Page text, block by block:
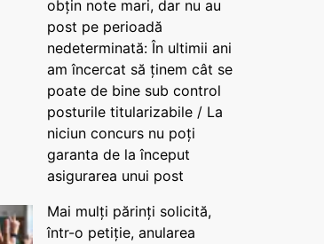
obțin note mari, dar nu au
post pe perioadă
nedeterminată: În ultimii ani
am încercat să ținem cât se
poate de bine sub control
posturile titularizabile / La
niciun concurs nu poți
garanta de la început
asigurarea unui post
Mai mulți părinți solicită,
într-o petiție, anularea